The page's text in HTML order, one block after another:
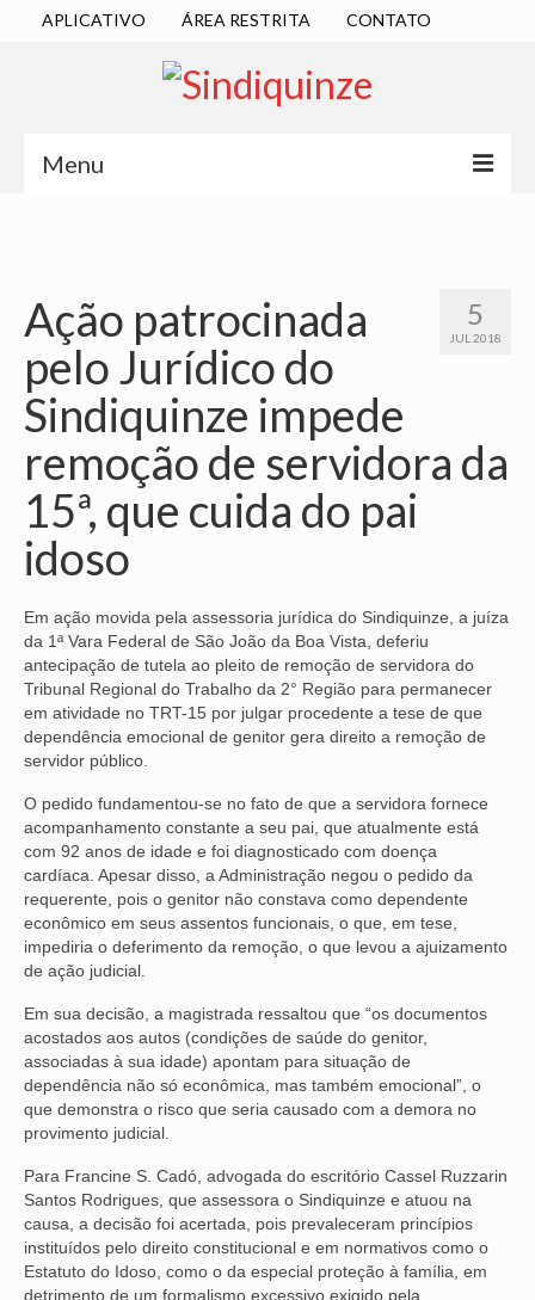
APLICATIVO ÁREA RESTRITA CONTATO
Menu
DIRETORIA EXECUTIVA
ESTATUTO
ATAS
LOCALIZAÇÃO
QUEM SOMOS
NOSSA HISTÓRIA
SUBSEDES
ARAÇATUBA
BAURU
PRESIDENTE PRUDENTE
RIBEIRÃO PRETO
SÃO JOSÉ DOS CAMPOS
SÃO JOSÉ DO RIO PRETO
SOROCABA
NOTÍCIAS
BOLETIM
VÍDEOS
SINDICALIZE-SE
JURÍDICO
5
JUL 2018
Ação patrocinada
pelo Jurídico do
Sindiquinze impede
remoção de servidora da
15ª, que cuida do pai
idoso
Em ação movida pela assessoria jurídica do Sindiquinze, a juíza
da 1ª Vara Federal de São João da Boa Vista, deferiu
antecipação de tutela ao pleito de remoção de servidora do
Tribunal Regional do Trabalho da 2° Região para permanecer
em atividade no TRT-15 por julgar procedente a tese de que
dependência emocional de genitor gera direito a remoção de
servidor público.
O pedido fundamentou-se no fato de que a servidora fornece
acompanhamento constante a seu pai, que atualmente está
com 92 anos de idade e foi diagnosticado com doença
cardíaca. Apesar disso, a Administração negou o pedido da
requerente, pois o genitor não constava como dependente
econômico em seus assentos funcionais, o que, em tese,
impediria o deferimento da remoção, o que levou a ajuizamento
de ação judicial.
Em sua decisão, a magistrada ressaltou que “os documentos
acostados aos autos (condições de saúde do genitor,
associadas à sua idade) apontam para situação de
dependência não só econômica, mas também emocional”, o
que demonstra o risco que seria causado com a demora no
provimento judicial.
Para Francine S. Cadó, advogada do escritório Cassel Ruzzarin
Santos Rodrigues, que assessora o Sindiquinze e atuou na
causa, a decisão foi acertada, pois prevaleceram princípios
instituídos pelo direito constitucional e em normativos como o
Estatuto do Idoso, como o da especial proteção à família, em
detrimento de um formalismo excessivo exigido pela